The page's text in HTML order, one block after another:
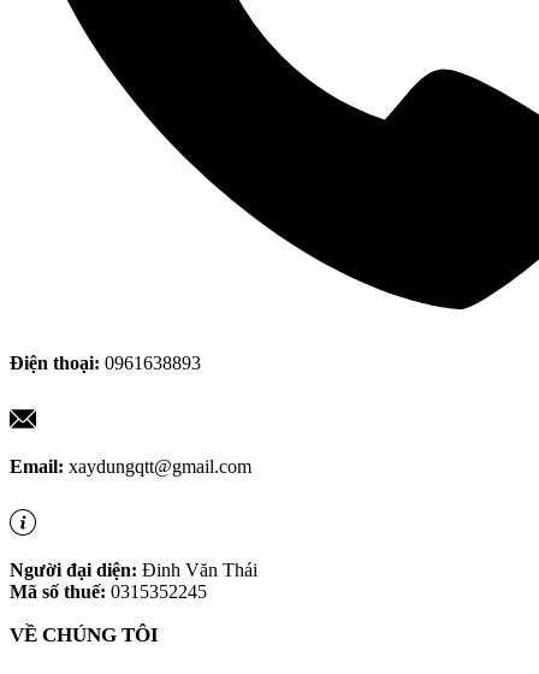
Điện thoại: 0961638893
Email: xaydungqtt@gmail.com
Người đại diện: Đinh Văn Thái
Mã số thuế: 0315352245
VỀ CHÚNG TÔI